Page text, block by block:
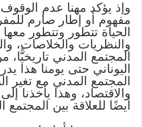
وإذ يؤكد مهنا عدم
مفهوم أو إطار صارم
الحياة تتطور وتتطور معها
والنظريات والخلاصات،
المجتمع المدني تاريخيًّا،
اليوناني حتى يومنا هذا
المجتمع المدني مع تغير
والاقتصاد، وهذا يأخذنا
أيضًا للعلاقة بين المجتمع